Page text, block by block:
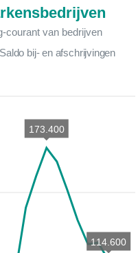
courant van bedrijven
Saldo bij- en afschrijvingen
173.400
114.600